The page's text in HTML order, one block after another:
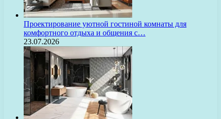
Проектирование уютной гостиной комнаты для
комфортного отдыха и общения с…
23.07.2026